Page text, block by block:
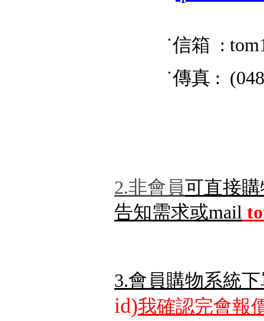
˙信箱 :
˙傳真 :
2.非會員可直接
告知需求或mail
3.會員購物系統
id)我確認完會報